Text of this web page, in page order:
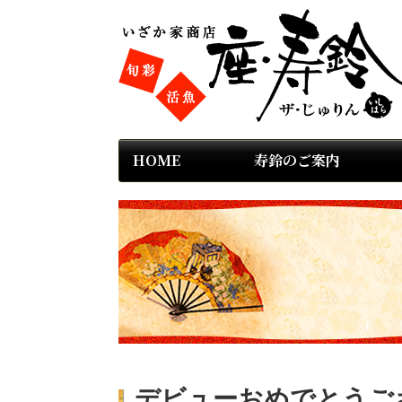
HOME 寿鈴のご案内